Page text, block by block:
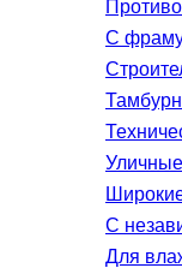
С
Уличные
С
Для